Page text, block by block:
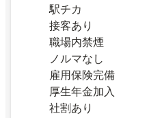
駅チカ
接客あり
職場内禁煙
ノルマなし
雇用保険完備
厚生年金加入
社割あり